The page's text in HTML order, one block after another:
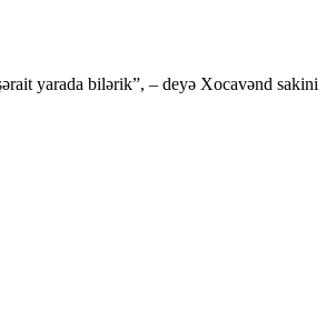
yarada bilərik”, – deyə Xocavənd sakini